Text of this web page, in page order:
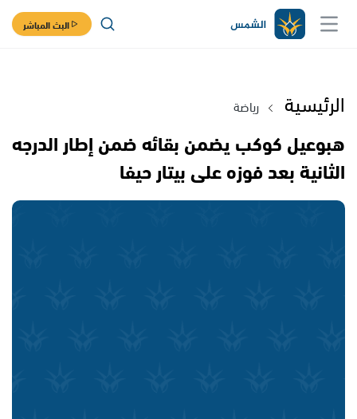
البث المباشر
الرئيسية رياضة
هبوعيل كوكب يضمن بقائه ضمن إطار الدرجه
الثانية بعد فوزه على بيتار حيفا